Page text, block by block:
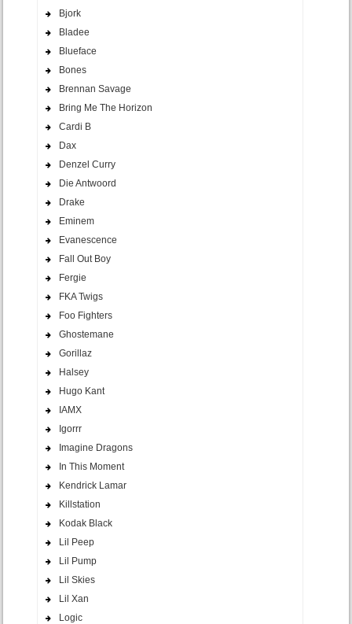
Bjork
Bladee
Blueface
Bones
Brennan Savage
Bring Me The Horizon
Cardi B
Dax
Denzel Curry
Die Antwoord
Drake
Eminem
Evanescence
Fall Out Boy
Fergie
FKA Twigs
Foo Fighters
Ghostemane
Gorillaz
Halsey
Hugo Kant
IAMX
Igorrr
Imagine Dragons
In This Moment
Kendrick Lamar
Killstation
Kodak Black
Lil Peep
Lil Pump
Lil Skies
Lil Xan
Logic